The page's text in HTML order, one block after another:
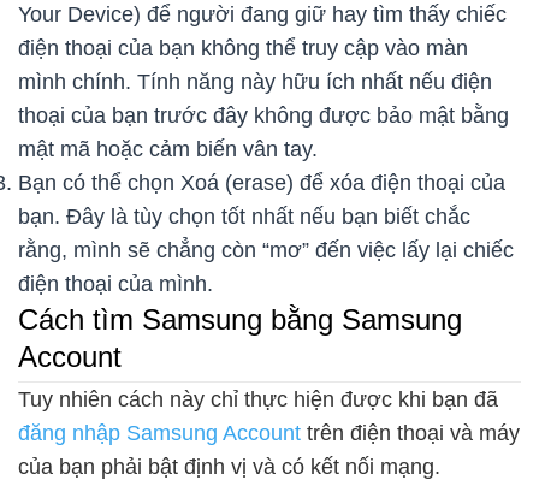
Your Device) để người đang giữ hay tìm thấy chiếc
điện thoại của bạn không thể truy cập vào màn
mình chính. Tính năng này hữu ích nhất nếu điện
thoại của bạn trước đây không được bảo mật bằng
mật mã hoặc cảm biến vân tay.
Bạn có thể chọn Xoá (erase) để xóa điện thoại của
bạn. Đây là tùy chọn tốt nhất nếu bạn biết chắc
rằng, mình sẽ chẳng còn “mơ” đến việc lấy lại chiếc
điện thoại của mình.
Cách tìm Samsung bằng Samsung
Account
Tuy nhiên cách này chỉ thực hiện được khi bạn đã
đăng nhập Samsung Account trên điện thoại và máy
của bạn phải bật định vị và có kết nối mạng.